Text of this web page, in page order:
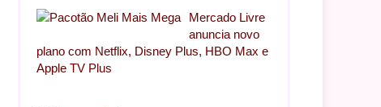
Mercado Livre
anuncia novo
plano com Netflix, Disney Plus, HBO Max e
Apple TV Plus